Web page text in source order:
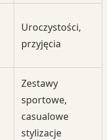
Uroczystości,
przyjęcia
Zestawy
sportowe,
casualowe
stylizacje